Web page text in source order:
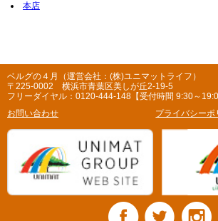
本店
ベルグの４月（運営会社：(株)ユニマットライフ）
〒225-0002 横浜市青葉区美しが丘2-19-5
フリーダイヤル：0120-444-148【受付時間 9:30～
お問い合わせ
プライバシーポ